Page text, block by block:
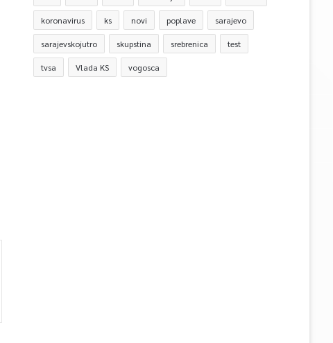
koronavirus ks novi poplave sarajevo
sarajevskojutro skupstina srebrenica test
tvsa Vlada KS vogosca